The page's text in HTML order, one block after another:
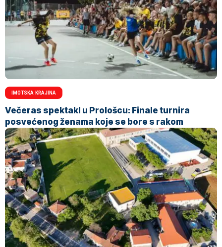
IMOTSKA KRAJINA
Večeras spektakl u Prološcu: Finale turnira
posvećenog ženama koje se bore s rakom